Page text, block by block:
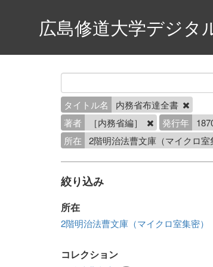
広島修道大学デジタ
タイトル名
内務省布達全書
著者
［内務省編］ 発行年
所在
2階明治法曹文庫（マイクロ室
絞り込み
所在
2階明治法曹文庫（マイクロ室集密）
コレクション